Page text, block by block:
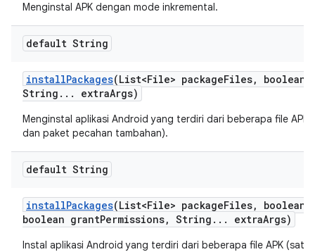
Menginstal APK dengan mode inkremental.
default String
installPackages(List<File> packageFiles,
String . . . extraArgs)
Menginstal aplikasi Android yang terdiri dari beberapa file APK
dan paket pecahan tambahan).
default String
installPackages(List<File> packageFiles,
boolean grantPermissions, String . . . extraArgs)
Instal aplikasi Android yang terdiri dari beberapa file APK